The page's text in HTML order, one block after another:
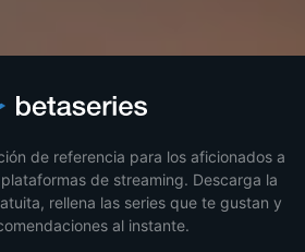
de referencia para los aficionados a
de streaming. Descarga la
rellena las series que te gustan y
al instante.